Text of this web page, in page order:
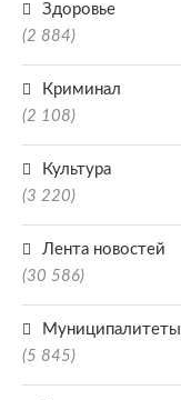
Здоровье
(2 884)
Криминал
(2 108)
Культура
(3 220)
Лента новостей
(30 586)
Муниципалитеты
(5 845)